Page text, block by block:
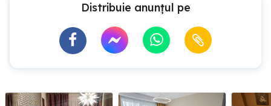
Distribuie anunțul pe